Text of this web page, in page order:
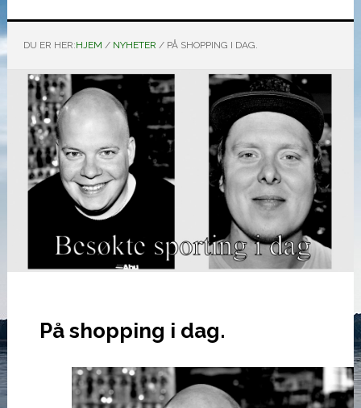
DU ER HER:HJEM / NYHETER /PÅ SHOPPING I DAG.
På shopping i dag.